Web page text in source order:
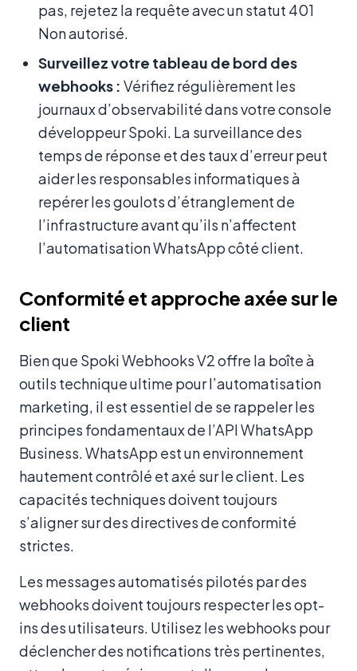
pas, rejetez la requête avec un statut 401
Non autorisé.
Surveillez votre tableau de bord des
webhooks : Vérifiez régulièrement les
journaux d’observabilité dans votre console
développeur Spoki. La surveillance des
temps de réponse et des taux d’erreur peut
aider les responsables informatiques à
repérer les goulots d’étranglement de
l’infrastructure avant qu’ils n’affectent
l’automatisation WhatsApp côté client.
Conformité et approche axée sur le
client
Bien que Spoki Webhooks V2 offre la boîte à
outils technique ultime pour l’automatisation
marketing, il est essentiel de se rappeler les
principes fondamentaux de l’API WhatsApp
Business. WhatsApp est un environnement
hautement contrôlé et axé sur le client. Les
capacités techniques doivent toujours
s’aligner sur des directives de conformité
strictes.
Les messages automatisés pilotés par des
webhooks doivent toujours respecter les opt-
ins des utilisateurs. Utilisez les webhooks pour
déclencher des notifications très pertinentes,